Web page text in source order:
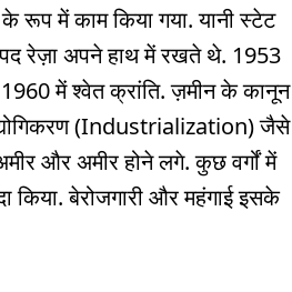
में काम किया गया. यानी स्टेट
रेज़ा अपने हाथ में रखते थे. 1953
में श्वेत क्रांति. ज़मीन के कानून
(Industrialization) जैसे
और अमीर होने लगे. कुछ वर्गों में
किया. बेरोजगारी और महंगाई इसके